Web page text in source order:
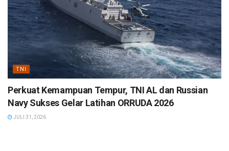
TNI
Perkuat Kemampuan Tempur, TNI AL dan Russian
Navy Sukses Gelar Latihan ORRUDA 2026
JULI 31, 2026